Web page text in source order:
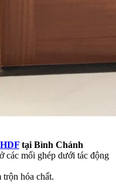
tại Bình Chánh
các mối ghép dưới tác động
hóa chất.